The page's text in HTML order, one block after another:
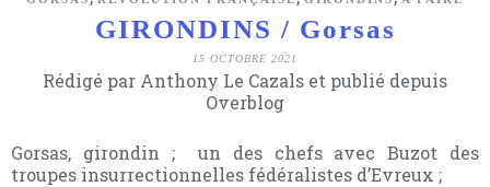
GIRONDINS / Gorsas
15 OCTOBRE 2021
Rédigé par Anthony Le Cazals et publié depuis
Overblog
Gorsas, girondin ; un des chefs avec Buzot des
troupes insurrectionnelles fédéralistes d’Evreux ;